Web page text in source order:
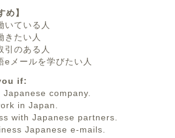
め】
いている人
きたい人
引のある人
eメールを学びたい人
if:
company.
in Japan.
with Japanese partners.
Japanese e-mails.